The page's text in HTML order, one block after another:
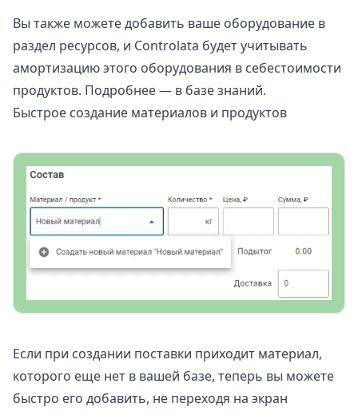
Вы также можете добавить ваше оборудование в
раздел ресурсов, и Controlata будет учитывать
амортизацию этого оборудования в себестоимости
продуктов. Подробнее — в базе знаний.
Быстрое создание материалов и продуктов
Если при создании поставки приходит материал,
которого еще нет в вашей базе, теперь вы можете
быстро его добавить, не переходя на экран